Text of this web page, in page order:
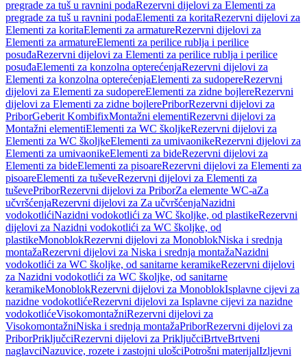
pregrade za tuš u ravnini podaRezervni dijelovi za Elementi za
pregrade za tuš u ravnini podaElementi za koritaRezervni dijelovi za
Elementi za koritaElementi za armatureRezervni dijelovi za
Elementi za armatureElementi za perilice rublja i perilice
posuđaRezervni dijelovi za Elementi za perilice rublja i perilice
posuđaElementi za konzolna opterećenjaRezervni dijelovi za
Elementi za konzolna opterećenjaElementi za sudopereRezervni
dijelovi za Elementi za sudopereElementi za zidne bojlereRezervni
dijelovi za Elementi za zidne bojlerePriborRezervni dijelovi za
PriborGeberit KombifixMontažni elementiRezervni dijelovi za
Montažni elementiElementi za WC školjkeRezervni dijelovi za
Elementi za WC školjkeElementi za umivaonikeRezervni dijelovi za
Elementi za umivaonikeElementi za bideRezervni dijelovi za
Elementi za bideElementi za pisoareRezervni dijelovi za Elementi za
pisoareElementi za tuševeRezervni dijelovi za Elementi za
tuševePriborRezervni dijelovi za PriborZa elemente WC-aZa
učvršćenjaRezervni dijelovi za Za učvršćenjaNazidni
vodokotlićiNazidni vodokotlići za WC školjke, od plastikeRezervni
dijelovi za Nazidni vodokotlići za WC školjke, od
plastikeMonoblokRezervni dijelovi za MonoblokNiska i srednja
montažaRezervni dijelovi za Niska i srednja montažaNazidni
vodokotlići za WC školjke, od sanitarne keramikeRezervni dijelovi
za Nazidni vodokotlići za WC školjke, od sanitarne
keramikeMonoblokRezervni dijelovi za MonoblokIsplavne cijevi za
nazidne vodokotlićeRezervni dijelovi za Isplavne cijevi za nazidne
vodokotlićeVisokomontažniRezervni dijelovi za
VisokomontažniNiska i srednja montažaPriborRezervni dijelovi za
PriborPriključciRezervni dijelovi za PriključciBrtveBrtveni
naglavciNazuvice, rozete i zastojni ulošciPotrošni materijalIzljevni